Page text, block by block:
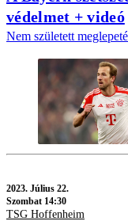
védelmet + videó
Nem született
2023. Július 22.
Szombat 14:30
TSG Hoffenheim